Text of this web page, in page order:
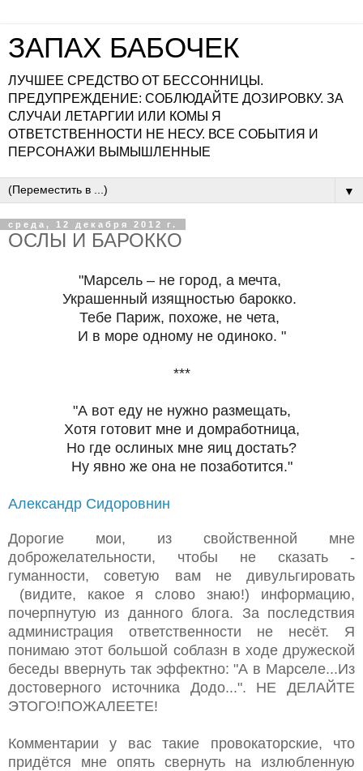
ЗАПАХ БАБОЧЕК
ЛУЧШЕЕ СРЕДСТВО ОТ БЕССОННИЦЫ.
ПРЕДУПРЕЖДЕНИЕ: СОБЛЮДАЙТЕ ДОЗИРОВКУ. ЗА
СЛУЧАИ ЛЕТАРГИИ ИЛИ КОМЫ Я
ОТВЕТСТВЕННОСТИ НЕ НЕСУ. ВСЕ СОБЫТИЯ И
ПЕРСОНАЖИ ВЫМЫШЛЕННЫЕ
▼
среда, 12 декабря 2012 г.
ОСЛЫ И БАРОККО
"Марсель – не город, а мечта,
Украшенный изящностью барокко.
Тебе Париж, похоже, не чета,
И в море одному не одиноко. "
***
"А вот еду не нужно размещать,
Хотя готовит мне и домработница,
Но где ослиных мне яиц достать?
Ну явно же она не позаботится."
Александр Сидоровнин
Дорогие мои, из свойственной мне
доброжелательности, чтобы не сказать -
гуманности, советую вам не дивульгировать
(видите, какое я слово знаю!) информацию,
почерпнутую из данного блога. За последствия
администрация ответственности не несёт. Я
понимаю этот большой соблазн в ходе дружеской
беседы ввернуть так эффектно: "А в Марселе...Из
достоверного источника Додо...". НЕ ДЕЛАЙТЕ
ЭТОГО!ПОЖАЛЕЕТЕ!
Комментарии у вас такие провокаторские, что
придётся мне опять свернуть на излюбленную